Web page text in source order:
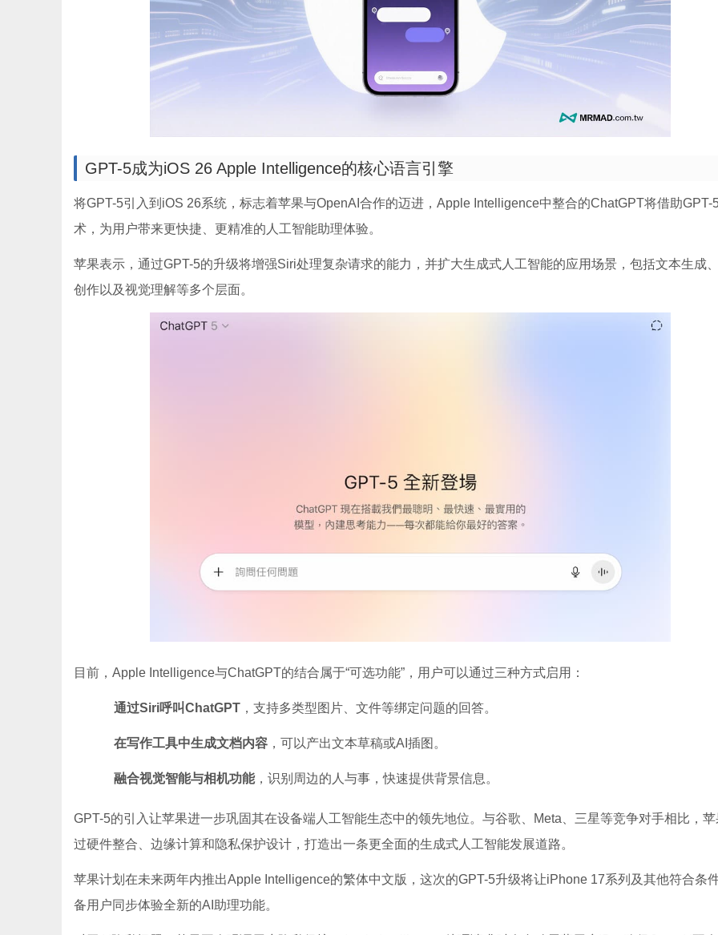
GPT-5成为iOS 26 Apple Intelligence的核心语言引擎
将GPT-5引入到iOS 26系统，标志着苹果与OpenAI合作的迈进，Apple Intelligence中整合的ChatGPT将借助GPT-
术，为用户带来更快捷、更精准的人工智能助理体验。
苹果表示，通过GPT-5的升级将增强Siri处理复杂请求的能力，并扩大生成式人工智能的应用场景，包括文本生成
创作以及视觉理解等多个层面。
目前，Apple Intelligence与ChatGPT的结合属于“可选功能”，用户可以通过三种方式启用：
通过Siri呼叫ChatGPT ，支持多类型图片、文件等绑定问题的回答。
在写作工具中生成文档内容 ，可以产出文本草稿或AI插图。
融合视觉智能与相机功能，识别周边的人与事，快速提供背景信息。
GPT-5的引入让苹果进一步巩固其在设备端人工智能生态中的领先地位。与谷歌、Meta、三星等竞争对手相比，苹
过硬件整合、边缘计算和隐私保护设计，打造出一条更全面的生成式人工智能发展道路。
苹果计划在未来两年内推出Apple Intelligence的繁体中文版，这次的GPT-5升级将让iPhone 17系列及其他符合条
备用户同步体验全新的AI助理功能。